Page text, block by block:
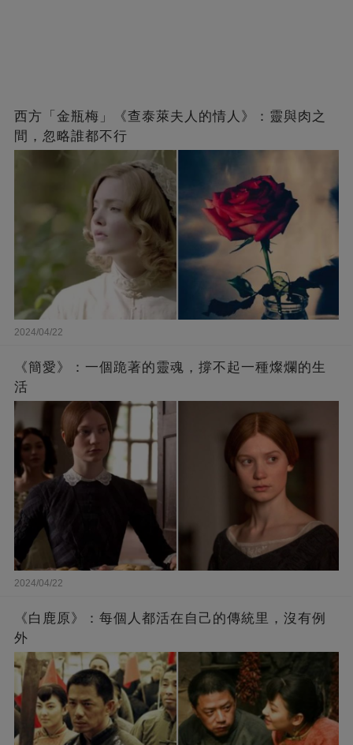
西方「金瓶梅」《查泰萊夫人的情人》：靈與肉之
間，忽略誰都不行
2024/04/22
《簡愛》：一個跪著的靈魂，撐不起一種燦爛的生
活
2024/04/22
《白鹿原》：每個人都活在自己的傳統里，沒有例
外